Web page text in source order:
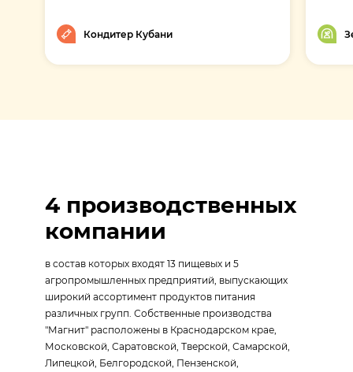
Кондитер Кубани
4 производственных
компании
в состав которых входят 13 пищевых и 5
агропромышленных предприятий, выпускающих
широкий ассортимент продуктов питания
различных групп. Собственные производства
"Магнит" расположены в Краснодарском крае,
Московской, Саратовской, Тверской, Самарской,
Липецкой, Белгородской, Пензенской,